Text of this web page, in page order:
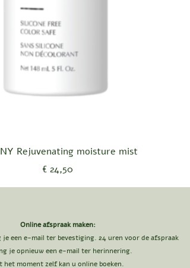
Snel overzicht
Rejuvenating moisture mist
Prijs
€ 24,50
Online afspraak maken:
je een e-mail ter bevestiging. 24 uren voor de afspraak
je opnieuw een e-mail ter herinnering.
het moment zelf kan u online boeken.